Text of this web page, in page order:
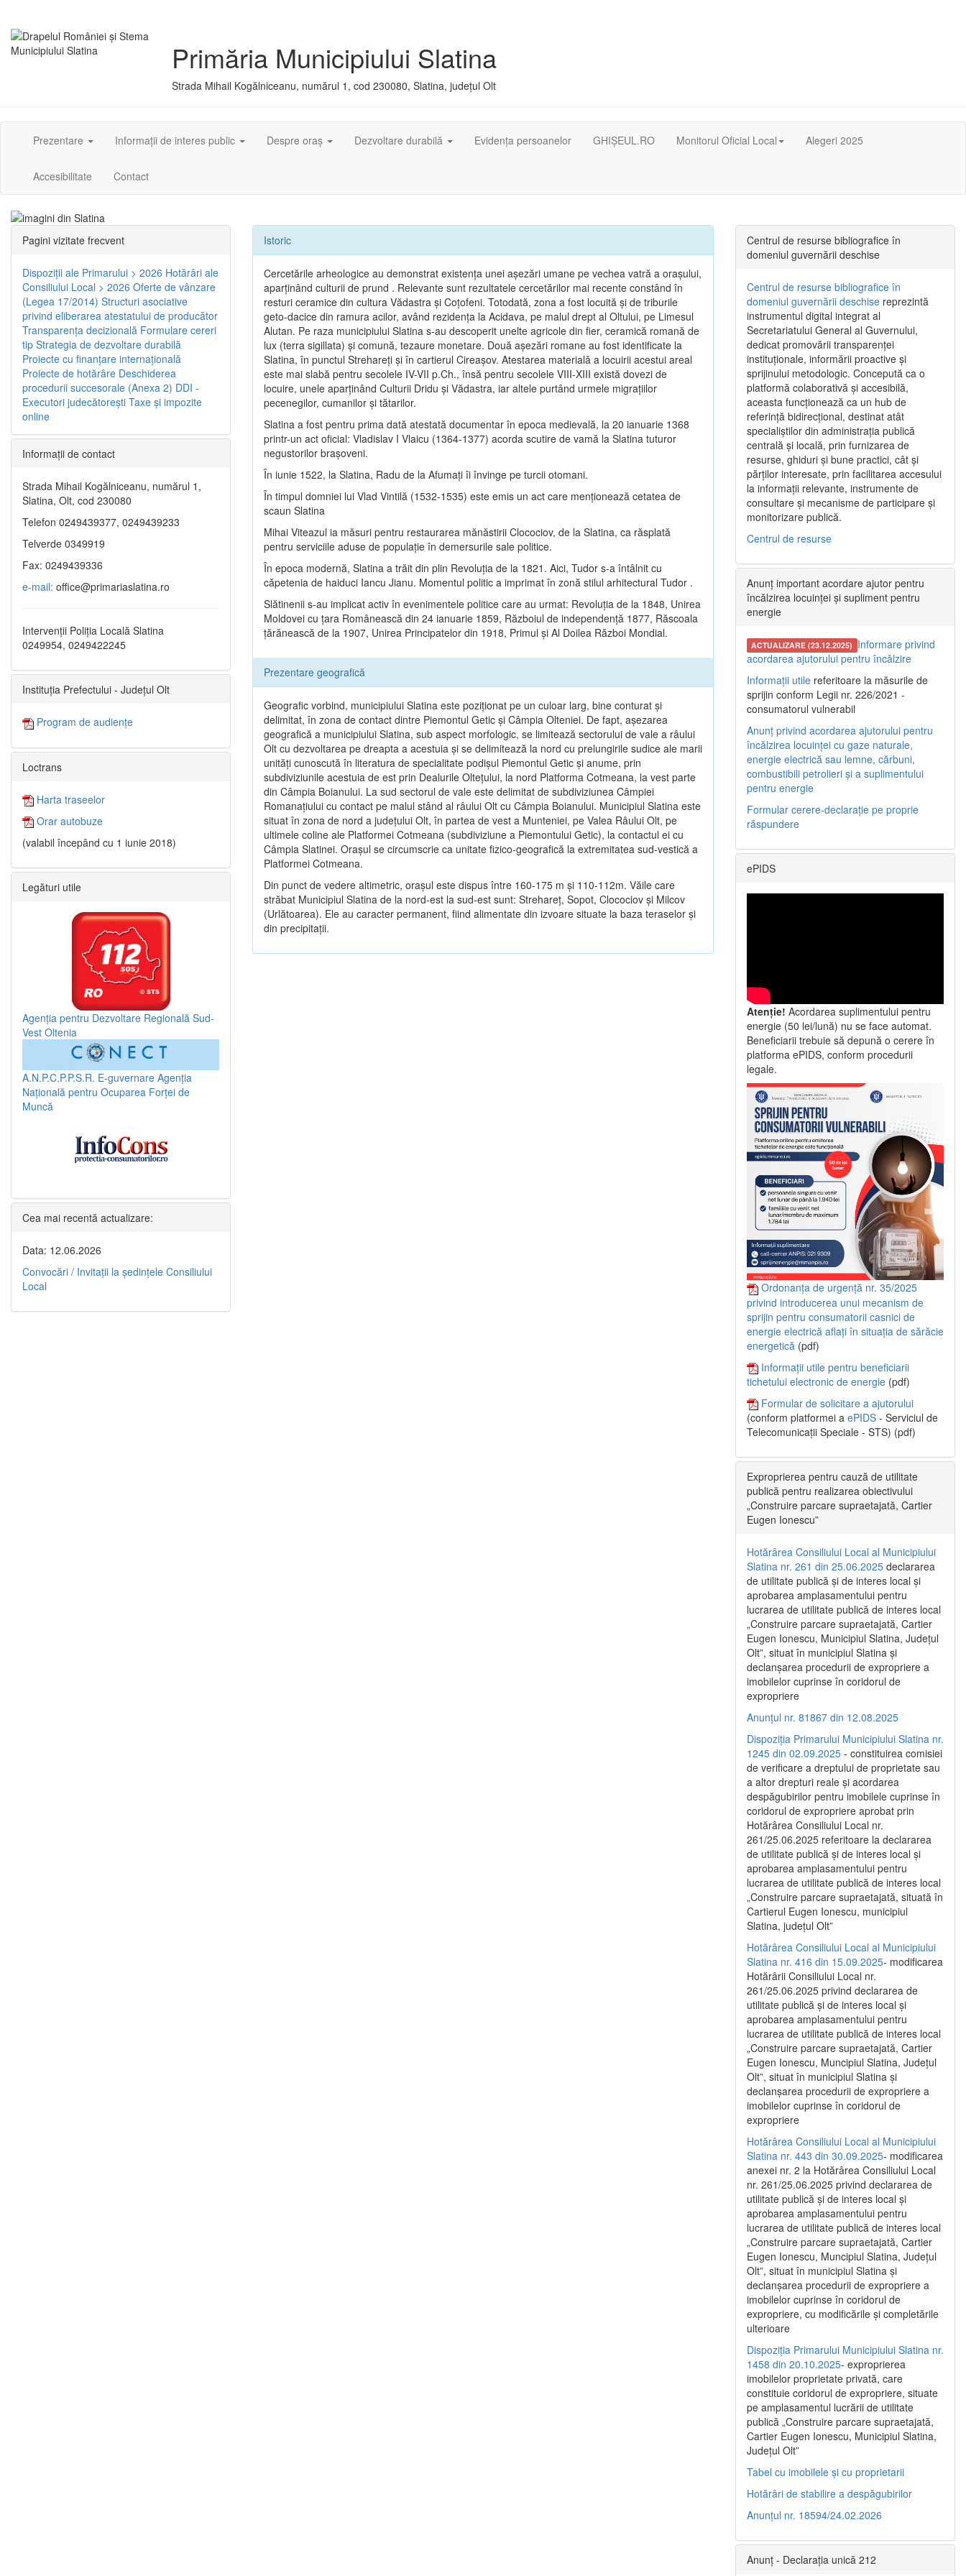
Primăria Municipiului Slatina
Strada Mihail Kogălniceanu, numărul 1, cod 230080, Slatina, județul Olt
Prezentare Informații de interes public Despre oraș Dezvoltare durabilă Evidența persoanelor GHIȘEUL.RO Monitorul Oficial Local Alegeri 2025
Accesibilitate Contact
Istoric
Cercetările arheologice au demonstrat existenţa unei aşezări umane pe vechea vatră a oraşului,
aparţinând culturii de prund . Relevante sunt rezultatele cercetărilor mai recente constând în
resturi ceramice din cultura Vădastra şi Coţofeni. Totodată, zona a fost locuită şi de triburile
geto-dacice din ramura acilor, având rezidenţa la Acidava, pe malul drept al Oltului, pe Limesul
Alutan. Pe raza municipiului Slatina s-au descoperit unelte agricole din fier, ceramică romană de
lux (terra sigillata) şi comună, tezaure monetare. Două aşezări romane au fost identificate la
Slatina, în punctul Strehareţi şi în cartierul Cireaşov. Atestarea materială a locuirii acestui areal
este mai slabă pentru secolele IV-VII p.Ch., însă pentru secolele VIII-XIII există dovezi de
locuire, unele aparţinând Culturii Dridu şi Vădastra, iar altele purtând urmele migraţiilor
pecenegilor, cumanilor şi tătarilor.
Slatina a fost pentru prima dată atestată documentar în epoca medievală, la 20 ianuarie 1368
printr-un act oficial: Vladislav I Vlaicu (1364-1377) acorda scutire de vamă la Slatina tuturor
negustorilor braşoveni.
În iunie 1522, la Slatina, Radu de la Afumaţi îi învinge pe turcii otomani.
În timpul domniei lui Vlad Vintilă (1532-1535) este emis un act care menţionează cetatea de
scaun Slatina
Mihai Viteazul ia măsuri pentru restaurarea mănăstirii Clocociov, de la Slatina, ca răsplată
pentru serviciile aduse de populaţie în demersurile sale politice.
În epoca modernă, Slatina a trăit din plin Revoluţia de la 1821. Aici, Tudor s-a întâlnit cu
căpetenia de haiduci Iancu Jianu. Momentul politic a imprimat în zonă stilul arhitectural Tudor .
Slătinenii s-au implicat activ în evenimentele politice care au urmat: Revoluţia de la 1848, Unirea
Moldovei cu ţara Românească din 24 ianuarie 1859, Războiul de independenţă 1877, Răscoala
ţărănească de la 1907, Unirea Principatelor din 1918, Primul şi Al Doilea Război Mondial.
Prezentare geografică
Geografic vorbind, municipiului Slatina este poziţionat pe un culoar larg, bine conturat şi
delimitat, în zona de contact dintre Piemontul Getic şi Câmpia Olteniei. De fapt, aşezarea
geografică a municipiului Slatina, sub aspect morfologic, se limitează sectorului de vale a râului
Olt cu dezvoltarea pe dreapta a acestuia şi se delimitează la nord cu prelungirile sudice ale marii
unităţi cunoscută în literatura de specialitate podişul Piemontul Getic şi anume, prin
subdiviziunile acestuia de est prin Dealurile Olteţului, la nord Platforma Cotmeana, la vest parte
din Câmpia Boianului. La sud sectorul de vale este delimitat de subdiviziunea Câmpiei
Romanaţiului cu contact pe malul stând al râului Olt cu Câmpia Boianului. Municipiul Slatina este
situat în zona de nord a judeţului Olt, în partea de vest a Munteniei, pe Valea Râului Olt, pe
ultimele coline ale Platformei Cotmeana (subdiviziune a Piemontului Getic), la contactul ei cu
Câmpia Slatinei. Oraşul se circumscrie ca unitate fizico-geografică la extremitatea sud-vestică a
Platformei Cotmeana.
Din punct de vedere altimetric, oraşul este dispus între 160-175 m şi 110-112m. Văile care
străbat Municipiul Slatina de la nord-est la sud-est sunt: Strehareţ, Sopot, Clocociov şi Milcov
(Urlătoarea). Ele au caracter permanent, fiind alimentate din izvoare situate la baza teraselor şi
din precipitaţii.
Pagini vizitate frecvent
Dispoziţii ale Primarului > 2026 Hotărâri ale
Consiliului Local > 2026 Oferte de vânzare
(Legea 17/2014) Structuri asociative
privind eliberarea atestatului de producător
Transparenţa decizională Formulare cereri
tip Strategia de dezvoltare durabilă
Proiecte cu finanţare internaţională
Proiecte de hotărâre Deschiderea
procedurii succesorale (Anexa 2) DDI -
Executori judecătorești Taxe şi impozite
online
Informaţii de contact
Strada Mihail Kogălniceanu, numărul 1,
Slatina, Olt, cod 230080
Telefon 0249439377, 0249439233
Telverde 0349919
Fax: 0249439336
e-mail: office@primariaslatina.ro
Intervenții Poliția Locală Slatina
0249954, 0249422245
Instituția Prefectului - Județul Olt
Program de audiențe
Loctrans
Harta traseelor
Orar autobuze
(valabil începând cu 1 iunie 2018)
Legături utile
Agenția pentru Dezvoltare Regională Sud-
Vest Oltenia
A.N.P.C.P.P.S.R. E-guvernare Agenția
Națională pentru Ocuparea Forței de
Muncă
Cea mai recentă actualizare:
Data: 12.06.2026
Convocări / Invitaţii la şedinţele Consiliului
Local
Centrul de resurse bibliografice în
domeniul guvernării deschise
Centrul de resurse bibliografice în
domeniul guvernării deschise reprezintă
instrumentul digital integrat al
Secretariatului General al Guvernului,
dedicat promovării transparenței
instituționale, informării proactive și
sprijinului metodologic. Concepută ca o
platformă colaborativă și accesibilă,
aceasta funcționează ca un hub de
referință bidirecțional, destinat atât
specialiștilor din administrația publică
centrală și locală, prin furnizarea de
resurse, ghiduri și bune practici, cât și
părților interesate, prin facilitarea accesului
la informații relevante, instrumente de
consultare și mecanisme de participare și
monitorizare publică.
Centrul de resurse
Anunț important acordare ajutor pentru
încălzirea locuinței și supliment pentru
energie
ACTUALIZARE (23.12.2025) Informare privind
acordarea ajutorului pentru încălzire
Informații utile referitoare la măsurile de
sprijin conform Legii nr. 226/2021 -
consumatorul vulnerabil
Anunț privind acordarea ajutorului pentru
încălzirea locuinței cu gaze naturale,
energie electrică sau lemne, cărbuni,
combustibili petrolieri și a suplimentului
pentru energie
Formular cerere-declarație pe proprie
răspundere
ePIDS
Atenție! Acordarea suplimentului pentru
energie (50 lei/lună) nu se face automat.
Beneficiarii trebuie să depună o cerere în
platforma ePIDS, conform procedurii
legale.
Ordonanța de urgență nr. 35/2025
privind introducerea unui mecanism de
sprijin pentru consumatorii casnici de
energie electrică aflați în situația de sărăcie
energetică (pdf)
Informații utile pentru beneficiarii
tichetului electronic de energie (pdf)
Formular de solicitare a ajutorului
(conform platformei a ePIDS - Serviciul de
Telecomunicații Speciale - STS) (pdf)
Exproprierea pentru cauză de utilitate
publică pentru realizarea obiectivului
„Construire parcare supraetajată, Cartier
Eugen Ionescu”
Hotărârea Consiliului Local al Municipiului
Slatina nr. 261 din 25.06.2025 declararea
de utilitate publică și de interes local și
aprobarea amplasamentului pentru
lucrarea de utilitate publică de interes local
„Construire parcare supraetajată, Cartier
Eugen Ionescu, Municipiul Slatina, Județul
Olt”, situat în municipiul Slatina și
declanșarea procedurii de expropriere a
imobilelor cuprinse în coridorul de
expropriere
Anunțul nr. 81867 din 12.08.2025
Dispoziția Primarului Municipiului Slatina nr.
1245 din 02.09.2025 - constituirea comisiei
de verificare a dreptului de proprietate sau
a altor drepturi reale și acordarea
despăgubirilor pentru imobilele cuprinse în
coridorul de expropriere aprobat prin
Hotărârea Consiliului Local nr.
261/25.06.2025 referitoare la declararea
de utilitate publică și de interes local și
aprobarea amplasamentului pentru
lucrarea de utilitate publică de interes local
„Construire parcare supraetajată, situată în
Cartierul Eugen Ionescu, municipiul
Slatina, județul Olt”
Hotărârea Consiliului Local al Municipiului
Slatina nr. 416 din 15.09.2025- modificarea
Hotărârii Consiliului Local nr.
261/25.06.2025 privind declararea de
utilitate publică și de interes local și
aprobarea amplasamentului pentru
lucrarea de utilitate publică de interes local
„Construire parcare supraetajată, Cartier
Eugen Ionescu, Muncipiul Slatina, Județul
Olt”, situat în municipiul Slatina și
declanșarea procedurii de expropriere a
imobilelor cuprinse în coridorul de
expropriere
Hotărârea Consiliului Local al Municipiului
Slatina nr. 443 din 30.09.2025- modificarea
anexei nr. 2 la Hotărârea Consiliului Local
nr. 261/25.06.2025 privind declararea de
utilitate publică şi de interes local şi
aprobarea amplasamentului pentru
lucrarea de utilitate publică de interes local
„Construire parcare supraetajată, Cartier
Eugen Ionescu, Muncipiul Slatina, Judeţul
Olt”, situat în municipiul Slatina şi
declanşarea procedurii de expropriere a
imobilelor cuprinse în coridorul de
expropriere, cu modificările şi completările
ulterioare
Dispoziția Primarului Municipiului Slatina nr.
1458 din 20.10.2025- exproprierea
imobilelor proprietate privată, care
constituie coridorul de expropriere, situate
pe amplasamentul lucrării de utilitate
publică „Construire parcare supraetajată,
Cartier Eugen Ionescu, Municipiul Slatina,
Județul Olt”
Tabel cu imobilele și cu proprietarii
Hotărâri de stabilire a despăgubirilor
Anunțul nr. 18594/24.02.2026
Anunț - Declarația unică 212